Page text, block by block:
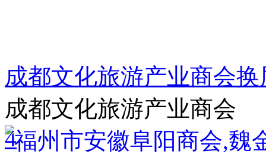
成都文化旅游产业商会
成都文化旅游产业商会
4